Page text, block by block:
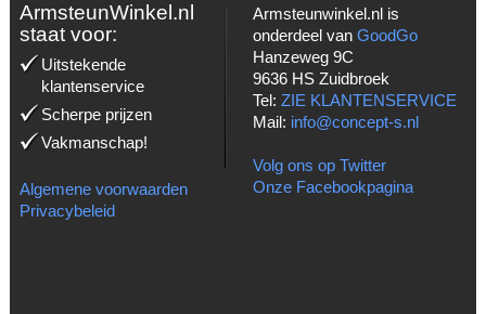
ArmsteunWinkel.nl
staat voor:
Uitstekende
klantenservice
Scherpe prijzen
Vakmanschap!
Algemene voorwaarden
Privacybeleid
Armsteunwinkel.nl is
onderdeel van GoodGo
Hanzeweg 9C
9636 HS Zuidbroek
Tel: ZIE KLANTENSERVICE
Mail: info@concept-s.nl
Volg ons op Twitter
Onze Facebookpagina